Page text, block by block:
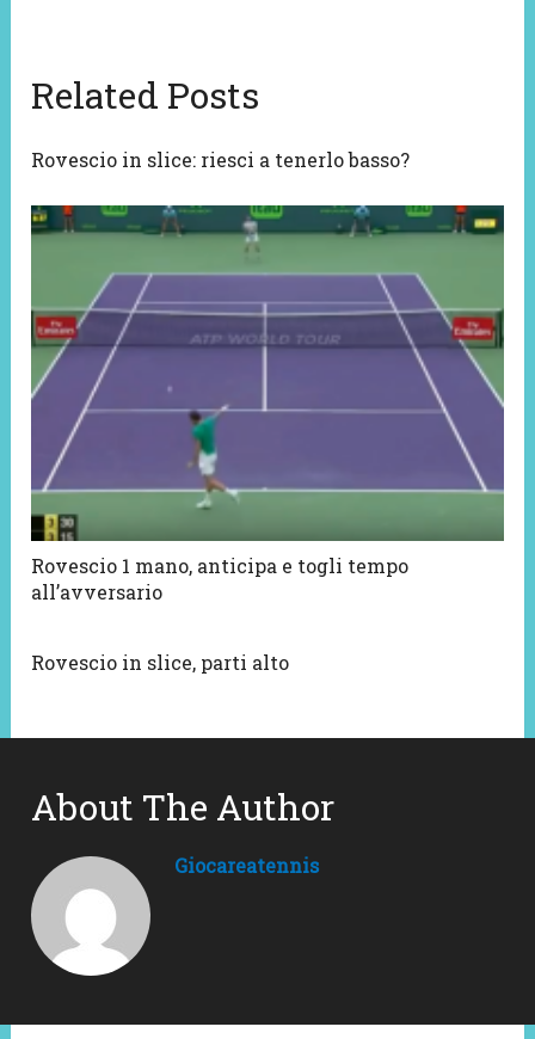
Related Posts
Rovescio in slice: riesci a tenerlo basso?
Rovescio 1 mano, anticipa e togli tempo
all’avversario
Rovescio in slice, parti alto
About The Author
Giocareatennis